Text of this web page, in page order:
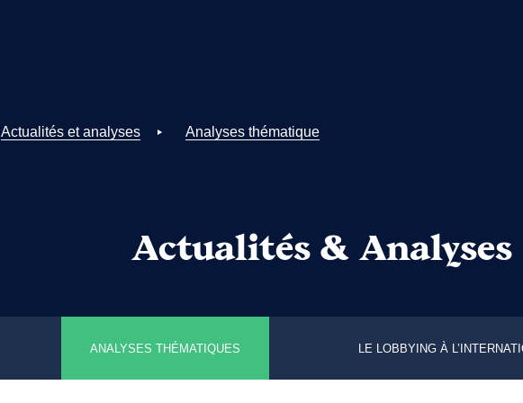
Actualités et analyses Analyses thématique
Actualités & Analyses
ANALYSES THÉMATIQUES LE LOBBYING À